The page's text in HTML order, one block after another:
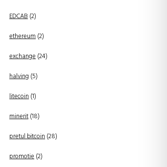
EDCAB(2)
ethereum(2)
exchange(24)
halving (5)
litecoin(1)
minerit(18)
pretul bitcoin(28)
promotie(2)